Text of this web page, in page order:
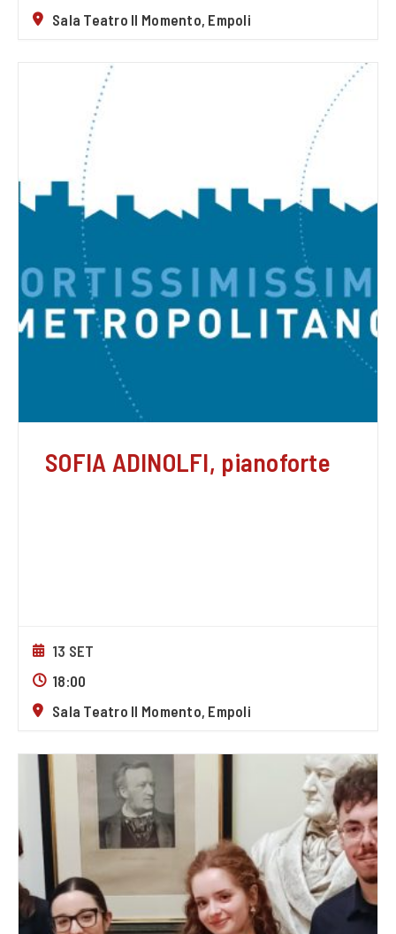
Sala Teatro Il Momento, Empoli
SOFIA ADINOLFI, pianoforte
13 SET
18:00
Sala Teatro Il Momento, Empoli